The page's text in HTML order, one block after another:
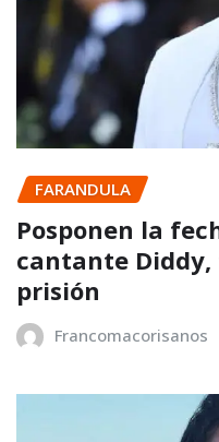
FARANDULA
Posponen la
cantante Diddy,
prisión
Francomacorisanos